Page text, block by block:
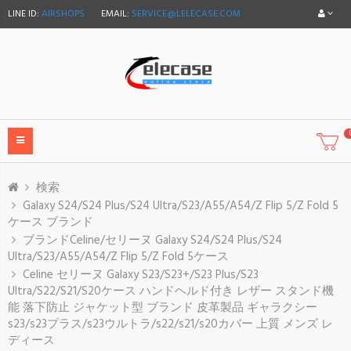
LINE ID: AIRSHOPS EMAIL: SERVICE@LELECASE.COM
検索
Galaxy S24/S24 Plus/S24 Ultra/S23/A55/A54/Z Flip 5/Z Fold 5
ケース ブランド
ブランドCeline/セリーヌ Galaxy S24/S24 Plus/S24
Ultra/S23/A55/A54/Z Flip 5/Z Fold 5ケース
Celine セリーヌ Galaxy S23/S23+/S23 Plus/S23
Ultra/S22/S21/S20ケース ハンドヘルド付き レザー スタンド機
能 落下防止 ジャケット型 ブランド 皮革製品 ギャラクシー
s23/s23プラス/s23ウルトラ/s22/s21/s20カバー 上質 メンズ レ
ディース